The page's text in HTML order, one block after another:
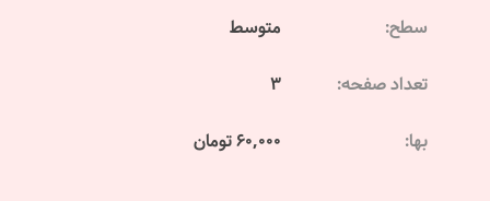
سطح: متوسط
تعداد صفحه: 3
بها: 60,000 تومان